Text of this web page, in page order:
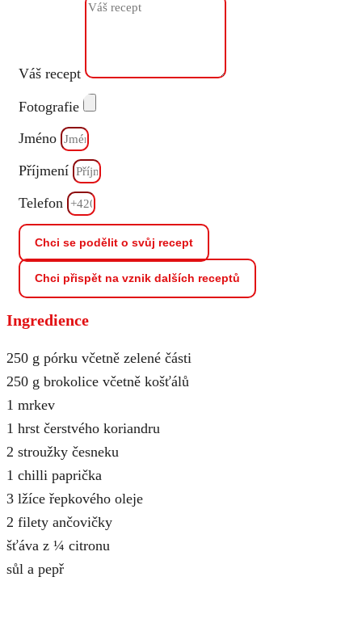
Váš recept
Fotografie
Jméno
Příjmení
Telefon
Chci se podělit o svůj recept
Chci přispět na vznik dalších receptů
Ingredience
250 g pórku včetně zelené části
250 g brokolice včetně košťálů
1 mrkev
1 hrst čerstvého koriandru
2 stroužky česneku
1 chilli paprička
3 lžíce řepkového oleje
2 filety ančovičky
šťáva z ¼ citronu
sůl a pepř